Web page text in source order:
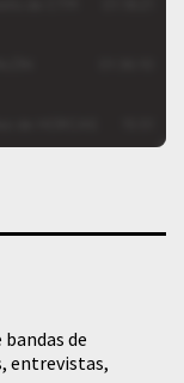
de
entrevistas,